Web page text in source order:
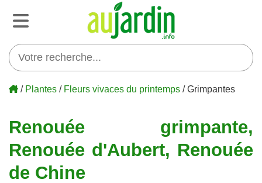
/ Plantes / Fleurs vivaces du printemps / Grimpantes
Renouée grimpante,
Renouée d'Aubert, Renouée
de Chine